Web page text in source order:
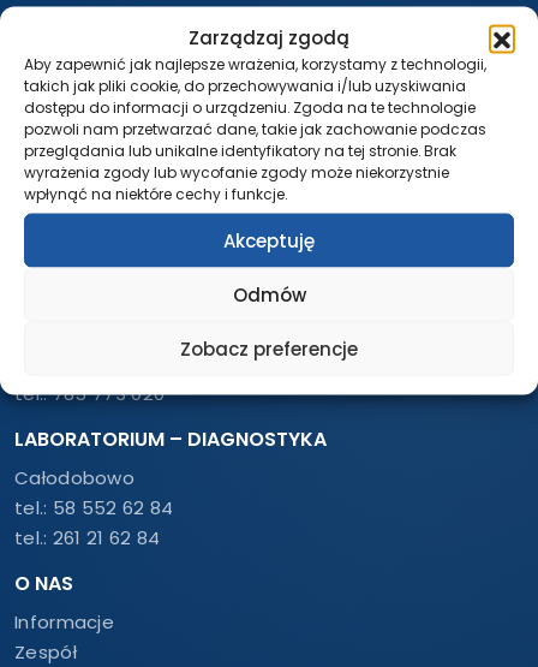
Zarządzaj zgodą
Aby zapewnić jak najlepsze wrażenia, korzystamy z technologii,
takich jak pliki cookie, do przechowywania i/lub uzyskiwania
dostępu do informacji o urządzeniu. Zgoda na te technologie
pozwoli nam przetwarzać dane, takie jak zachowanie podczas
przeglądania lub unikalne identyfikatory na tej stronie. Brak
wyrażenia zgody lub wycofanie zgody może niekorzystnie
wpłynąć na niektóre cechy i funkcje.
Akceptuję
Odmów
Zobacz preferencje
Pon. – Pt.: 7:30 – 18:00
tel.: 261 21 46 10
USG / RTG / TK / REZONANS
Pon. – Pt.: 7:30 – 18:00
tel.:58 552 63 60
tel.:261 21 62 60
IZBA PRZYJĘĆ
tel.:785 773 020
LABORATORIUM – DIAGNOSTYKA
Całodobowo
tel.: 58 552 62 84
tel.: 261 21 62 84
O NAS
Informacje
Zespół